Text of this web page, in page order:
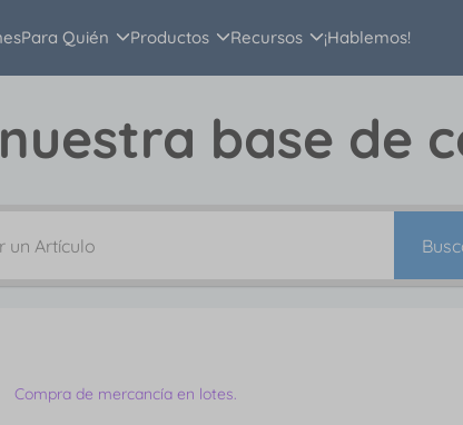
Para Quién Productos Recursos ¡Hablemos!
base de
Compra de mercancía en lotes.